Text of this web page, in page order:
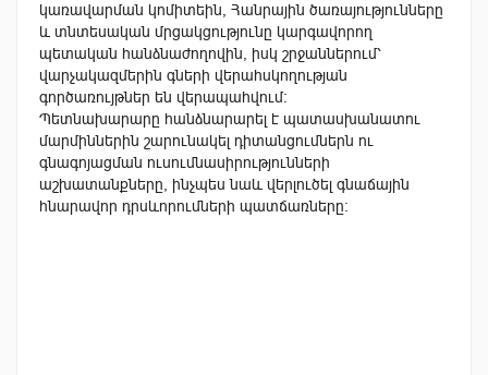
կառավարման կոմիտեին, Հանրային ծառայությունները
և տնտեսական մրցակցությունը կարգավորող
պետական հանձնաժողովին, իսկ շրջաններում՝
վարչակազմերին գների վերահսկողության
գործառույթներ են վերապահվում:
Պետնախարարը հանձնարարել է պատասխանատու
մարմիններին շարունակել դիտանցումներն ու
գնագոյացման ուսումնասիրությունների
աշխատանքները, ինչպես նաև վերլուծել գնաճային
հնարավոր դրսևորումների պատճառները: